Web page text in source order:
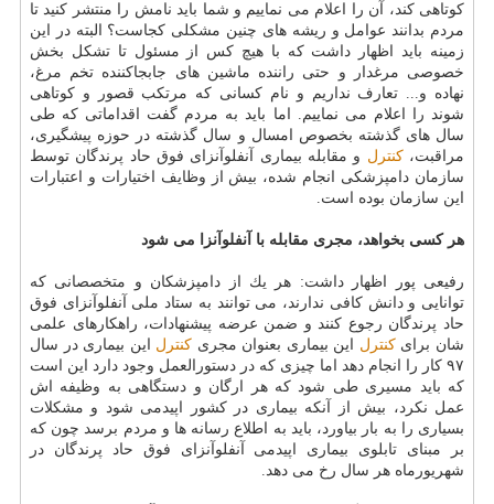
كوتاهی كند، آن را اعلام می نماییم و شما باید نامش را منتشر كنید تا
مردم بدانند عوامل و ریشه های چنین مشكلی كجاست؟ البته در این
زمینه باید اظهار داشت كه با هیچ كس از مسئول تا تشكل بخش
خصوصی مرغدار و حتی راننده ماشین های جابجاكننده تخم مرغ،
نهاده و... تعارف نداریم و نام كسانی كه مرتكب قصور و كوتاهی
شوند را اعلام می نماییم. اما باید به مردم گفت اقداماتی كه طی
سال های گذشته بخصوص امسال و سال گذشته در حوزه پیشگیری،
مراقبت،كنترل و مقابله بیماری آنفلوآنزای فوق حاد پرندگان توسط
سازمان دامپزشكی انجام شده، بیش از وظایف اختیارات و اعتبارات
این سازمان بوده است.
هر كسی بخواهد، مجری مقابله با آنفلوآنزا می شود
رفیعی پور اظهار داشت: هر یك از دامپزشكان و متخصصانی كه
توانایی و دانش كافی ندارند، می توانند به ستاد ملی آنفلوآنزای فوق
حاد پرندگان رجوع كنند و ضمن عرضه پیشنهادات، راهكارهای علمی
شان برایكنترل این بیماری بعنوان مجری كنترل این بیماری در سال
۹۷ كار را انجام دهد اما چیزی كه در دستورالعمل وجود دارد این است
كه باید مسیری طی شود كه هر ارگان و دستگاهی به وظیفه اش
عمل نكرد، بیش از آنكه بیماری در كشور اپیدمی شود و مشكلات
بسیاری را به بار بیاورد، باید به اطلاع رسانه ها و مردم برسد چون كه
بر مبنای تابلوی بیماری اپیدمی آنفلوآنزای فوق حاد پرندگان در
شهریورماه هر سال رخ می دهد.